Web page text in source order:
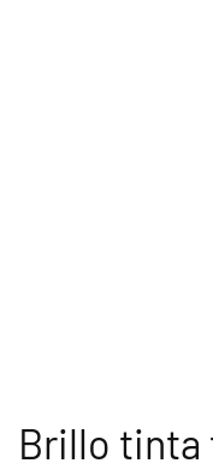
Brillo tinta